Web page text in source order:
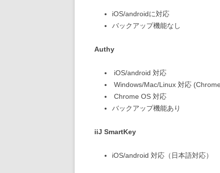
iOS/androidに対応
バックアップ機能なし
Authy
iOS/android 対応
Windows/Mac/Linux 対応
Chrome OS 対応
バックアップ機能あり
iiJ SmartKey
iOS/android 対応（日本語対応）